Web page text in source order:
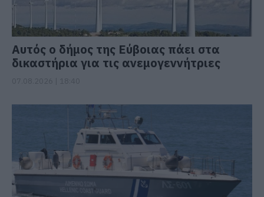
Αυτός ο δήμος της Εύβοιας πάει στα
δικαστήρια για τις ανεμογεννήτριες